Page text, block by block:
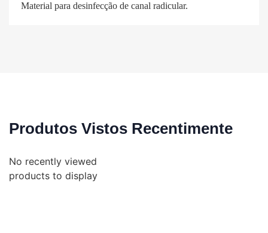
Material para desinfecção de canal radicular.
Produtos Vistos Recentimente
No recently viewed
products to display